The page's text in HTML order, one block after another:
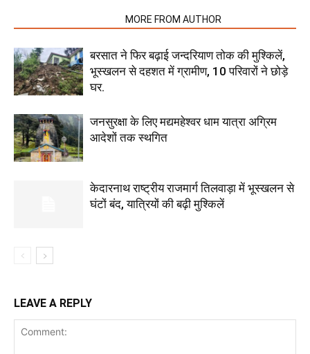
MORE FROM AUTHOR
बरसात ने फिर बढ़ाई जन्दरियाण तोक की मुश्किलें,
भूस्खलन से दहशत में ग्रामीण, 10 परिवारों ने छोड़े
घर.
जनसुरक्षा के लिए मद्यमहेश्वर धाम यात्रा अग्रिम
आदेशों तक स्थगित
केदारनाथ राष्ट्रीय राजमार्ग तिलवाड़ा में भूस्खलन से
घंटों बंद, यात्रियों की बढ़ी मुश्किलें
LEAVE A REPLY